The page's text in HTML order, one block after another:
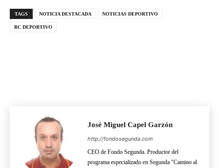
TAGS NOTICIA DESTACADA NOTICIAS DEPORTIVO
RC DEPORTIVO
José Miguel Capel Garzón
http://fondosegunda.com
CEO de Fondo Segunda. Productor del
programa especializado en Segunda "Camino al